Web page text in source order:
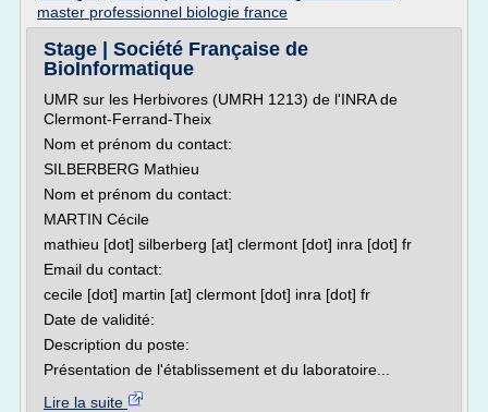
master professionnel biologie france
Stage | Société Française de
BioInformatique
UMR sur les Herbivores (UMRH 1213) de l'INRA de
Clermont-Ferrand-Theix
Nom et prénom du contact:
SILBERBERG Mathieu
Nom et prénom du contact:
MARTIN Cécile
mathieu [dot] silberberg [at] clermont [dot] inra [dot] fr
Email du contact:
cecile [dot] martin [at] clermont [dot] inra [dot] fr
Date de validité:
Description du poste:
Présentation de l'établissement et du laboratoire...
Lire la suite